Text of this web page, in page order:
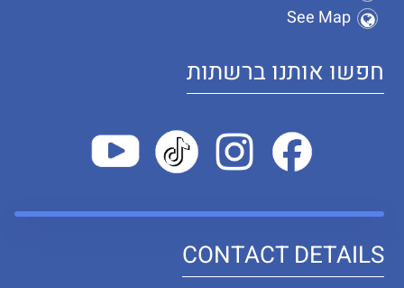
See Map
חפשו אותנו ברשתות
CONTACT DETAILS